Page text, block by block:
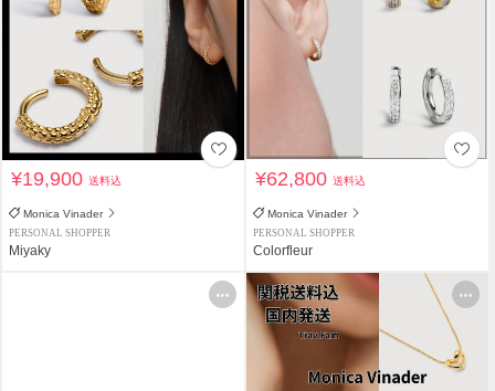
¥19,900送料込
Monica Vinader
PERSONAL SHOPPER
Miyaky
¥62,800送料込
Monica Vinader
PERSONAL SHOPPER
Colorfleur